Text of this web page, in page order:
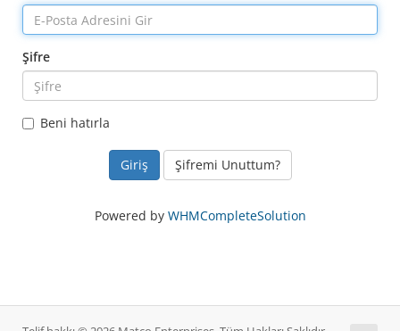
Şifre
Beni hatırla
Şifremi Unuttum?
Powered by WHMCompleteSolution